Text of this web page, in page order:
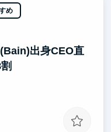
ュー
顧問が直接レビュ
学べます。
触れる
り組みます。
め
出身CEO直